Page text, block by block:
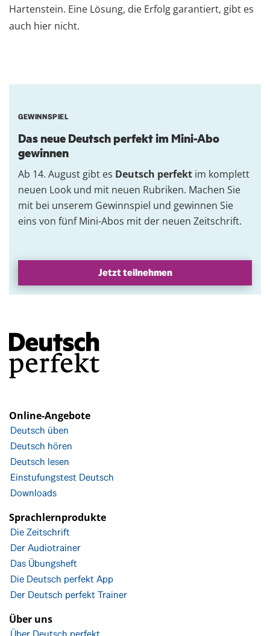
Hartenstein. Eine Lösung, die Erfolg garantiert, gibt es
auch hier nicht.
GEWINNSPIEL
Das neue Deutsch perfekt im Mini-Abo
gewinnen
Ab 14. August gibt es Deutsch perfekt im komplett
neuen Look und mit neuen Rubriken. Machen Sie
mit bei unserem Gewinnspiel und gewinnen Sie
eins von fünf Mini-Abos mit der neuen Zeitschrift.
Jetzt teilnehmen
Online-Angebote
Deutsch üben
Deutsch hören
Deutsch lesen
Einstufungstest Deutsch
Downloads
Sprachlernprodukte
Die Zeitschrift
Der Audiotrainer
Das Übungsheft
Die Deutsch perfekt App
Der Deutsch perfekt Trainer
Über uns